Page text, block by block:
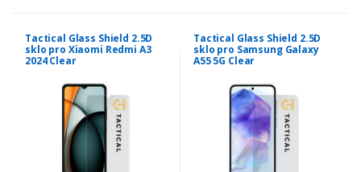
Tactical Glass Shield 2.5D
sklo pro Xiaomi Redmi A3
2024 Clear
Tactical Glass Shield 2.5D
sklo pro Samsung Galaxy
A55 5G Clear